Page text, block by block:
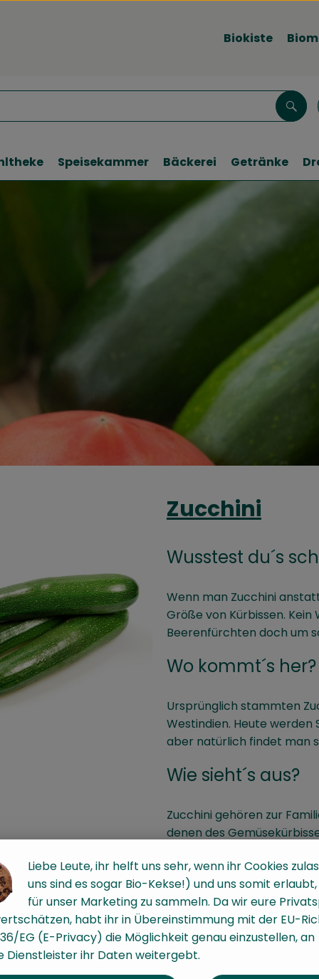
Biokiste
Speisekammer Bäckerei Getränke
Zucchini
Wusstest du´s
Wenn man Zucchini
Größe von Kürbissen.
Beerenfürchten doch um
Wo kommt´s her?
Ursprünglich stammten
Westindien. Heute
aber natürlich findet man
Wie sieht´s aus?
Zucchini gehören zur
denen des
neigen weniger zur
Wie verwende
Aufgrund ihres milden,
zubereitet werden. Sie
und sind daher ideal für
Liebe Leute, ihr helft uns sehr, wenn ihr Cookies
uns sind es sogar Bio-Kekse!) und uns somit
für unser Marketing zu sammeln. Da wir eure
habt ihr in Übereinstimmung mit der EU-
EG (E-Privacy) die Möglichkeit genau einzustellen, an
Dienstleister ihr Daten weitergebt.